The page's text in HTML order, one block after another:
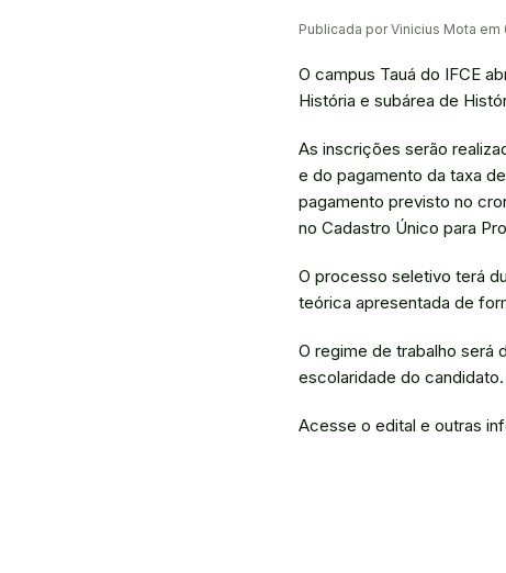
Publicada por Vinicius Mota em
O campus Tauá do IFCE
História e subárea de
As inscrições serão
e do pagamento da taxa
pagamento previsto no
no Cadastro Único para
O processo seletivo terá
teórica apresentada de
O regime de trabalho será
escolaridade do candidato.
Acesse o edital e outras